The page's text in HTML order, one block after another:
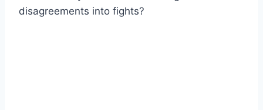
disagreements into fights?